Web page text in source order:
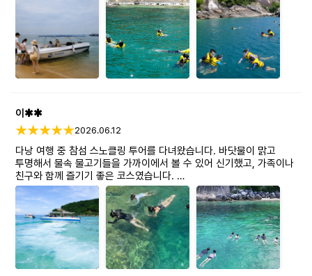
다만 날씨나 파도에 따라 물속 시야가 조금 달라질 수 있고, 배를 타고
이동하다 보니 멀미가 있는 분들은 미리 준비하면 좋을 것 같아요.
이✱✱
2026.06.12
다낭 여행 중 참섬 스노클링 투어를 다녀왔습니다. 바닷물이 맑고
투명해서 물속 물고기들을 가까이에서 볼 수 있어 신기했고, 가족이나
친구와 함께 즐기기 좋은 코스였습니다.
스노클링 장비도 준비되어 있어 초보자도 부담 없이 체험할 수 있었고,
배를 타고 이동하는 시간도 여행 분위기를 더해주었습니다. 아이들이
엄청 좋아해서 대 만족입니다.
다낭에서 색다른 바다 액티비티를 찾는 분들께 추천하고 싶네요